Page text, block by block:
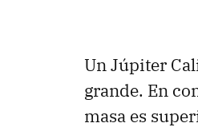
Un Júpiter
grande. En
masa es